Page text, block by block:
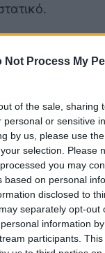
Not Process My
of the sale, sharing
personal or sensitive
by us, please use
selection. Please
you may
based on personal
disclosed to
separately opt-out
information
participants.
από παντού
Μαρσέλο